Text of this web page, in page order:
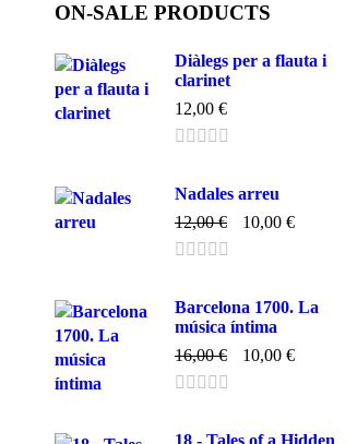
ON-SALE PRODUCTS
Diàlegs per a flauta i
clarinet
12,00 €
Nadales arreu
12,00€ 10,00 €
Barcelona 1700. La
música íntima
16,00€ 10,00 €
18 - Tales of a Hidden